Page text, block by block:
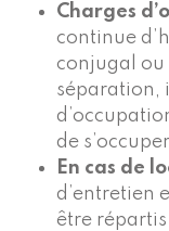
Charges
continue
conjugal ou
séparation,
de
En cas de
d’entretien
être